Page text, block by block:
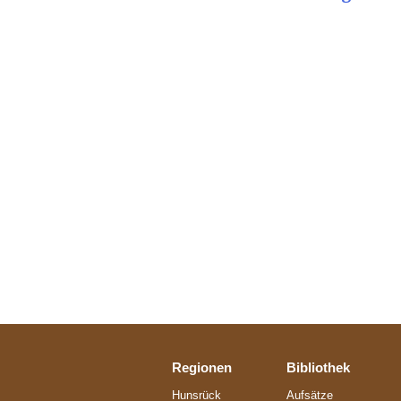
Regionen
Hunsrück
Bibliothek
Aufsätze